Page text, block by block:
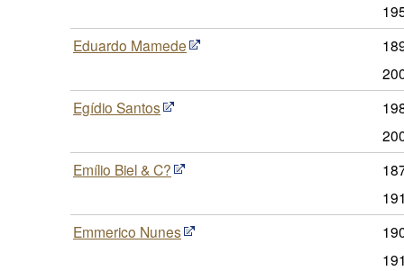
Eduardo Mamede
Egídio Santos
Emílio Biel & C?
Emmerico Nunes